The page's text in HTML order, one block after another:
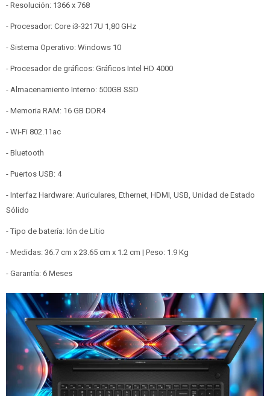
- Resolución: 1366 x 768
- Procesador: Core i3-3217U 1,80 GHz
- Sistema Operativo: Windows 10
- Procesador de gráficos: Gráficos Intel HD 4000
- Almacenamiento Interno: 500GB SSD
- Memoria RAM: 16 GB DDR4
- Wi-Fi 802.11ac
- Bluetooth
- Puertos USB: 4
- Interfaz Hardware: Auriculares, Ethernet, HDMI, USB, Unidad de Estado
Sólido
- Tipo de batería: Ión de Litio
- Medidas: 36.7 cm x 23.65 cm x 1.2 cm | Peso: 1.9 Kg
- Garantía: 6 Meses